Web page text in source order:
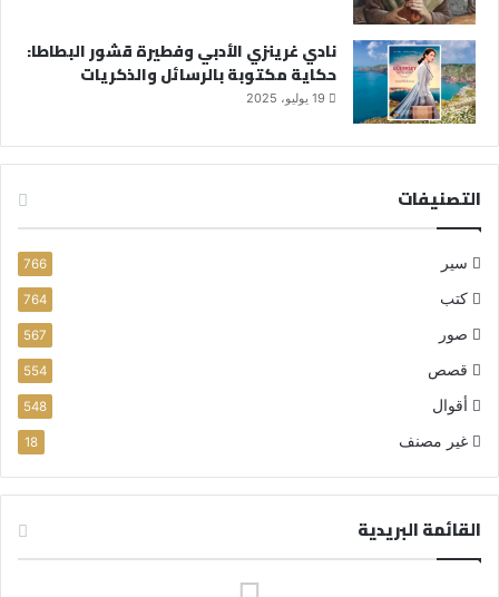
نادي غرينزي الأدبي وفطيرة قشور البطاطا:
حكاية مكتوبة بالرسائل والذكريات
19 يوليو، 2025
التصنيفات
سير 766
كتب 764
صور 567
قصص 554
أقوال 548
غير مصنف 18
القائمة البريدية